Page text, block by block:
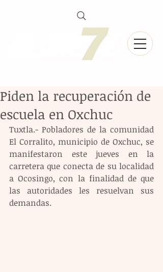
Piden la recuperación de
escuela en Oxchuc
Tuxtla.- Pobladores de la comunidad
El Corralito, municipio de Oxchuc, se
manifestaron este jueves en la
carretera que conecta de su localidad
a Ocosingo, con la finalidad de que
las autoridades les resuelvan sus
demandas.